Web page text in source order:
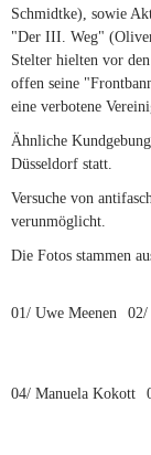
Schmidtke), sowie
"Der III. Weg"
Stelter hielten vor
offen seine
eine verbotene
Ähnliche
Düsseldorf statt.
Versuche von
verunmöglicht.
Die Fotos stammen
01/ Uwe Meenen 02/
04/ Manuela Kokott